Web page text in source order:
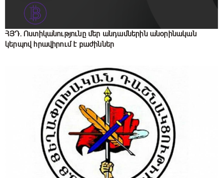
ՀՅԴ․ Ոստիկանությունը մեր անդամներին անօրինական
կերպով հրավիրում է բաժիններ